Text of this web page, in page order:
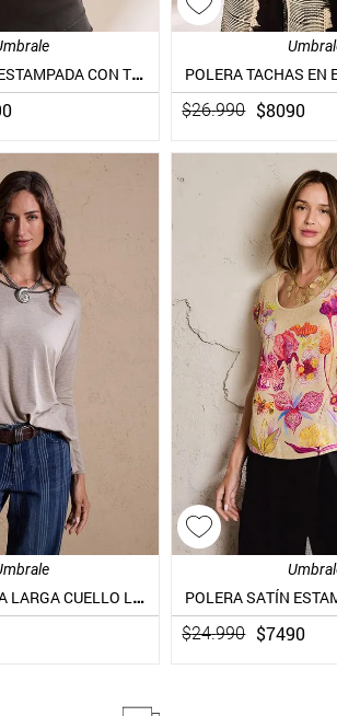
POLERA CROP ESTAMPADA CON TIRANTES TORCIDOS
POLERA TACHAS EN
$26.990 $8090
POLERA MANGA LARGA CUELLO LUREX
POLERA SATÍN
$24.990 $7490